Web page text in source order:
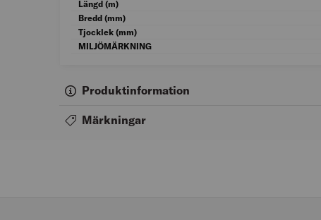
Längd (m)
Bredd (mm)
Tjocklek (mm)
MILJÖMÄRKNING
Produktinformation
Märkningar